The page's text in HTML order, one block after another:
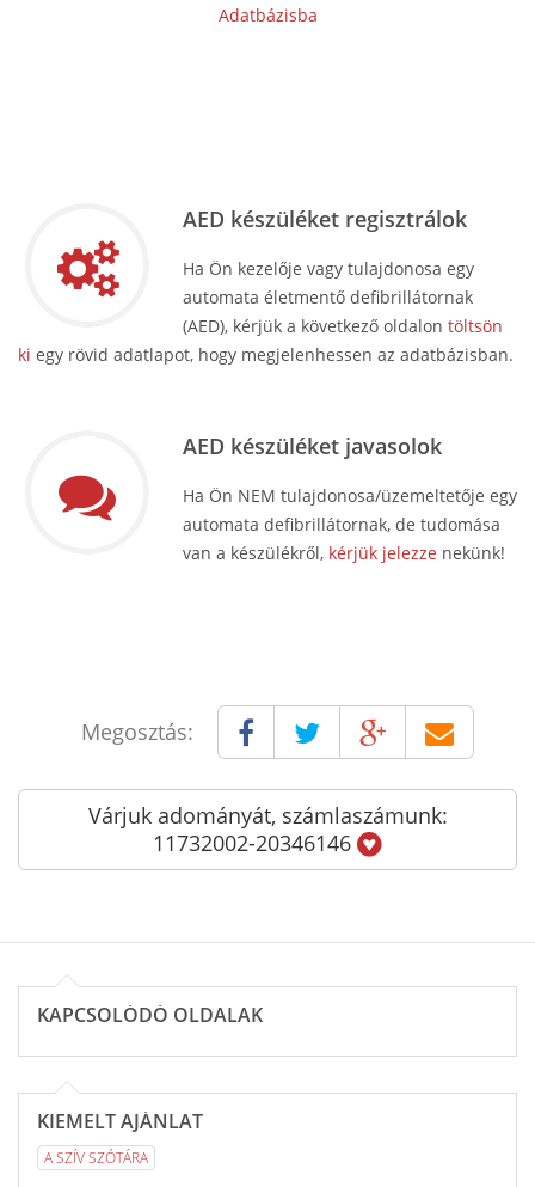
Adatbázisba
AED készüléket regisztrálok
Ha Ön kezelője vagy tulajdonosa egy
automata életmentő defibrillátornak
(AED), kérjük a következő oldalon töltsön
ki egy rövid adatlapot, hogy megjelenhessen az adatbázisban.
AED készüléket javasolok
Ha Ön NEM tulajdonosa/üzemeltetője egy
automata defibrillátornak, de tudomása
van a készülékről, kérjük jelezze nekünk!
Megosztás:
Várjuk adományát, számlaszámunk:
11732002-20346146
KAPCSOLÓDÓ OLDALAK
KIEMELT AJÁNLAT
A SZÍV SZÓTÁRA